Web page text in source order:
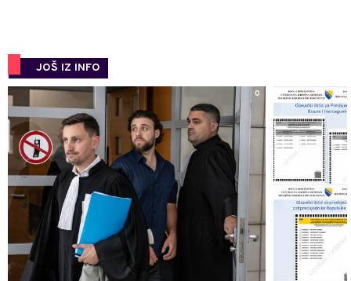
JOŠ IZ INFO
0